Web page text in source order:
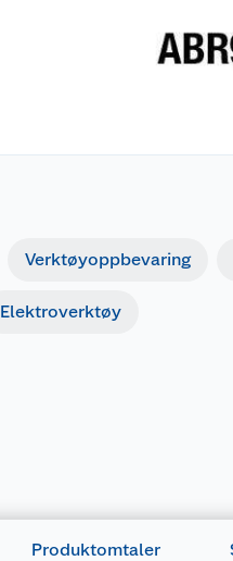
Verktøyoppbevaring
Elektroverktøy
Produktomtaler